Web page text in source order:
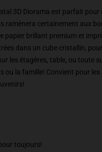
3D Diorama est parfait
ramènera certainement aux
papier brillant premium et
dans un cube cristallin,
les étagères, table, ou toute
ou la famille! Convient pour
toujours!